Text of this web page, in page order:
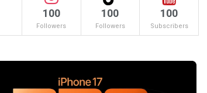
100
Followers
100
Followers
100
Subscribers